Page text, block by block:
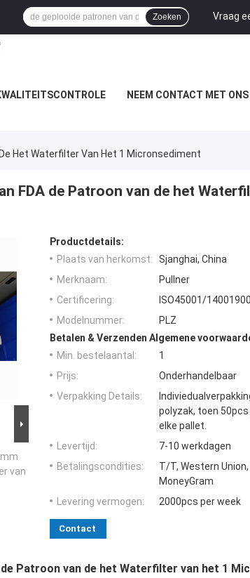
Vraag
Zoeken
NEEM CONTACT MET ONS
Het Waterfilter Van Het 1 Micronsediment
FDA de Patroon van de het
van
Productdetails:
Plaats van herkomst:
Sjanghai, China
Merknaam:
Pullner
Certificering:
ISO45001/
Modelnummer:
PLZ
Betalen & Verzenden Algemene
Min. bestelaantal:
1
Prijs:
Onderhandelbaar
Verpakking Details:
polyzak, toen
elke pallet.
Levertijd:
7-10 werkdagen
Betalingscondities:
T/T, Western Union,
MoneyGram
Levering vermogen:
2000pcs per week
Contact
de Patroon van de het Waterfilter van het 1